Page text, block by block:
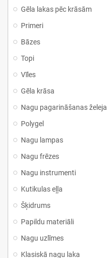
Gēla lakas pēc krāsām
Primeri
Bāzes
Topi
Vīles
Gēla krāsa
Nagu pagarināšanas želeja
Polygel
Nagu lampas
Nagu frēzes
Nagu instrumenti
Kutikulas eļļa
Šķidrums
Papildu materiāli
Nagu uzlīmes
Klasiskā nagu laka